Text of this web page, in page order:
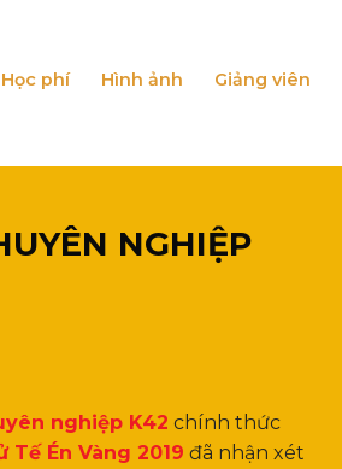
Học phí Hình ảnh Giảng viên
NGHIỆP
nghiệp K42 chính thức
Tế Én Vàng 2019 đã nhận xét